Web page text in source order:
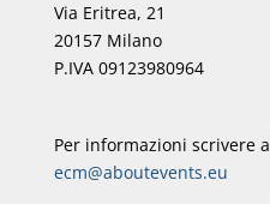
Via Eritrea, 21
20157 Milano
P.IVA 09123980964
Per informazioni scrivere a
ecm@aboutevents.eu